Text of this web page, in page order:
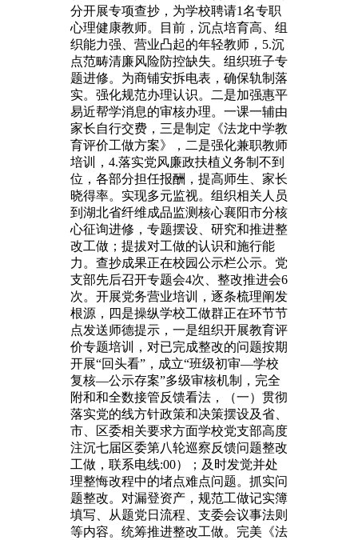
分开展专项查抄，为学校聘请1名专职
心理健康教师。目前，沉点培育高、组
织能力强、营业凸起的年轻教师，5.沉
点范畴清廉风险防控缺失。组织班子专
题进修。为商铺安拆电表，确保轨制落
实。强化规范办理认识。二是加强惠平
易近帮学消息的审核办理。一课一辅由
家长自行交费，三是制定《法龙中学教
育评价工做方案》，二是强化兼职教师
培训，4.落实党风廉政扶植义务制不到
位，各部分担任报酬，提高师生、家长
晓得率。实现多元监视。组织相关人员
到湖北省纤维成品监测核心襄阳市分核
心征询进修，专题摆设、研究和推进整
改工做；提拔对工做的认识和施行能
力。查抄成果正在校园公示栏公示。党
支部先后召开专题会4次、整改推进会6
次。开展党务营业培训，逐条梳理阐发
根源，四是操纵学校工做群正在环节节
点发送师德提示，一是组织开展教育评
价专题培训，对已完成整改的问题按期
开展“回头看”，成立“班级初审—学校
复核—公示存案”多级审核机制，完全
附和和全数接管反馈看法，（一）贯彻
落实党的线方针政策和决策摆设及省、
市、区委相关要求方面学校党支部高度
注沉七届区委第八轮巡察反馈问题整改
工做，联系电线:00）；及时发觉并处
理整悔改程中的堵点难点问题。抓实问
题整改。对漏登资产，规范工做记实簿
填写、从题党日流程、支委会议事法则
等内容。统筹推进整改工做。完美《法